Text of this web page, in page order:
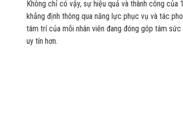
Không chỉ có vậy, sự hiệu quả và thành công
khẳng định thông qua năng lực phục vụ và tác
tâm trí của mỗi nhân viên đang đóng góp tâm
uy tín hơn.